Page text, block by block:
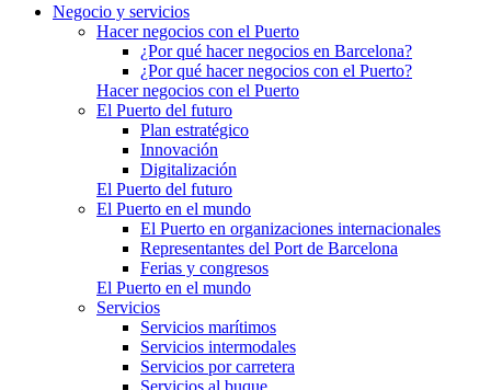
Negocio y servicios
Hacer negocios con el Puerto
¿Por qué hacer negocios en Barcelona?
¿Por qué hacer negocios con el Puerto?
Hacer negocios con el Puerto
El Puerto del futuro
Plan estratégico
Innovación
Digitalización
El Puerto del futuro
El Puerto en el mundo
El Puerto en organizaciones internacionales
Representantes del Port de Barcelona
Ferias y congresos
El Puerto en el mundo
Servicios
Servicios marítimos
Servicios intermodales
Servicios por carretera
Servicios al buque